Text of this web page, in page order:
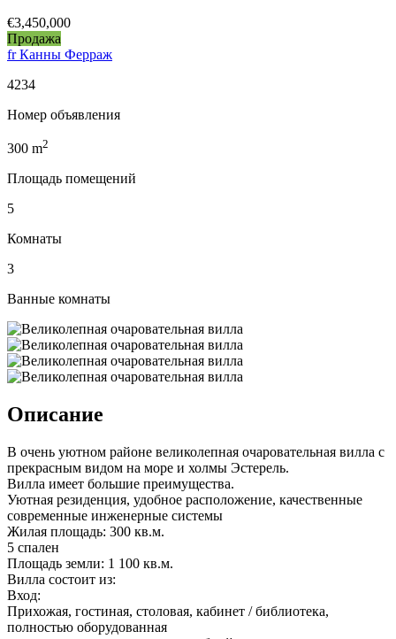
€3,450,000
Продажа
fr Канны Ферраж
4234
Номер объявления
300 m2
Площадь помещений
5
Комнаты
3
Ванные комнаты
Описание
В очень уютном районе великолепная очаровательная вилла с
прекрасным видом на море и холмы Эстерель.
Вилла имеет большие преимущества.
Уютная резиденция, удобное расположение, качественные
современные инженерные системы
Жилая площадь: 300 кв.м.
5 спален
Площадь земли: 1 100 кв.м.
Вилла состоит из:
Вход:
Прихожая, гостиная, столовая, кабинет / библиотека,
полностью оборудованная